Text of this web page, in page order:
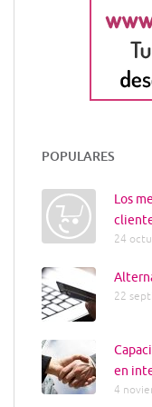
POPULARES
Los
24
22
en
4